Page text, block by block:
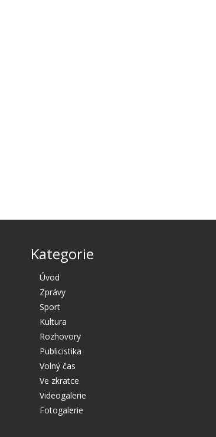
Kategorie
Úvod
Zprávy
Sport
Kultura
Rozhovory
Publicistika
Volný čas
Ve zkratce
Videogalerie
Fotogalerie